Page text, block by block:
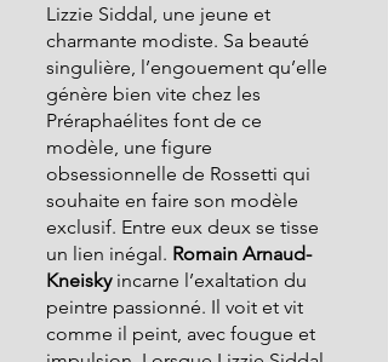
Lizzie Siddal, une jeune et
charmante modiste. Sa beauté
singulière, l’engouement qu’elle
génère bien vite chez les
Préraphaélites font de ce
modèle, une figure
obsessionnelle de Rossetti qui
souhaite en faire son modèle
exclusif. Entre eux deux se tisse
un lien inégal. Romain Arnaud-
Kneisky incarne l’exaltation du
peintre passionné. Il voit et vit
comme il peint, avec fougue et